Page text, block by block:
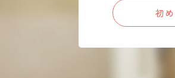
初